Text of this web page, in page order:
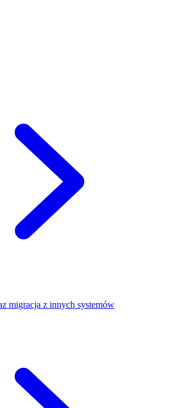
migracja z innych systemów